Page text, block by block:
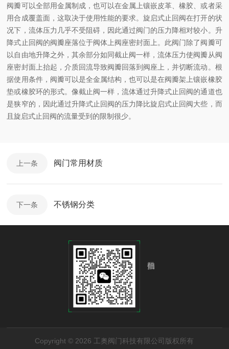
阀瓣可以全部用金属制成，也可以在金属上镶嵌皮革、橡胶、或者采
用合成覆盖面，这取决于使用性能的要求。旋启式止回阀在打开的状
况下，流体压力几乎不受阻碍，因此通过阀门的压力降相对较小。升
降式止回阀的阀瓣座落位于阀体上阀座密封面上。此阀门除了阀瓣可
以自由地升降之外，其余部分如同截止阀一样，流体压力使阀瓣从阀
座密封面上抬起，介质回流导致阀瓣回落到阀座上，并切断流动。根
据使用条件，阀瓣可以是全金属结构，也可以是在阀瓣架上镶嵌橡胶
垫或橡胶环的形式。像截止阀一样，流体通过升降式止回阀的通道也
是狭窄的，因此通过升降式止回阀的压力降比旋启式止回阀大些，而
且旋启式止回阀的流量受到的限制很少。
上一条 阀门常用材质
下一条 不锈钢分类
Copyright © 2026 工奥阀门科技有限公司版权所有